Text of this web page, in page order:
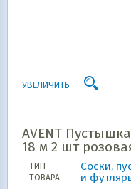
УВЕЛИЧИТЬ
AVENT
18 м 2 шт
ТИП
ТОВАРА
Соски,
и